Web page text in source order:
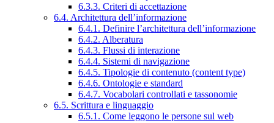
6.3.3. Criteri di accettazione
6.4. Architettura dell’informazione
6.4.1. Definire l’architettura dell’informazione
6.4.2. Alberatura
6.4.3. Flussi di interazione
6.4.4. Sistemi di navigazione
6.4.5. Tipologie di contenuto (content type)
6.4.6. Ontologie e standard
6.4.7. Vocabolari controllati e tassonomie
6.5. Scrittura e linguaggio
6.5.1. Come leggono le persone sul web